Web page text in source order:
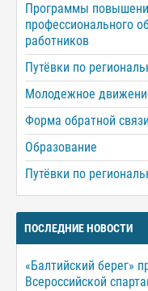
Программы
профессионального
работников
Путёвки по
Молодежное
Форма обратной связи
Образование
Путёвки по
ПОСЛЕДНИЕ НОВОСТИ
«Балтийский берег»
Всероссийской